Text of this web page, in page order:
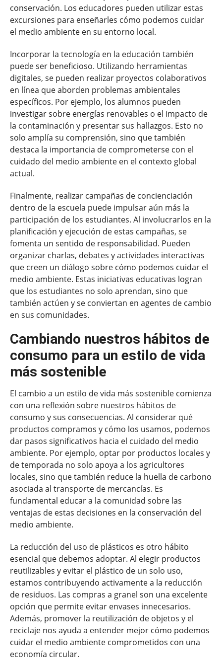
conservación. Los educadores pueden utilizar estas
excursiones para enseñarles cómo podemos cuidar
el medio ambiente en su entorno local.
Incorporar la tecnología en la educación también
puede ser beneficioso. Utilizando herramientas
digitales, se pueden realizar proyectos colaborativos
en línea que aborden problemas ambientales
específicos. Por ejemplo, los alumnos pueden
investigar sobre energías renovables o el impacto de
la contaminación y presentar sus hallazgos. Esto no
solo amplía su comprensión, sino que también
destaca la importancia de comprometerse con el
cuidado del medio ambiente en el contexto global
actual.
Finalmente, realizar campañas de concienciación
dentro de la escuela puede impulsar aún más la
participación de los estudiantes. Al involucrarlos en la
planificación y ejecución de estas campañas, se
fomenta un sentido de responsabilidad. Pueden
organizar charlas, debates y actividades interactivas
que creen un diálogo sobre cómo podemos cuidar el
medio ambiente. Estas iniciativas educativas logran
que los estudiantes no solo aprendan, sino que
también actúen y se conviertan en agentes de cambio
en sus comunidades.
Cambiando nuestros hábitos de
consumo para un estilo de vida
más sostenible
El cambio a un estilo de vida más sostenible comienza
con una reflexión sobre nuestros hábitos de
consumo y sus consecuencias. Al considerar qué
productos compramos y cómo los usamos, podemos
dar pasos significativos hacia el cuidado del medio
ambiente. Por ejemplo, optar por productos locales y
de temporada no solo apoya a los agricultores
locales, sino que también reduce la huella de carbono
asociada al transporte de mercancías. Es
fundamental educar a la comunidad sobre las
ventajas de estas decisiones en la conservación del
medio ambiente.
La reducción del uso de plásticos es otro hábito
esencial que debemos adoptar. Al elegir productos
reutilizables y evitar el plástico de un solo uso,
estamos contribuyendo activamente a la reducción
de residuos. Las compras a granel son una excelente
opción que permite evitar envases innecesarios.
Además, promover la reutilización de objetos y el
reciclaje nos ayuda a entender mejor cómo podemos
cuidar el medio ambiente comprometidos con una
economía circular.